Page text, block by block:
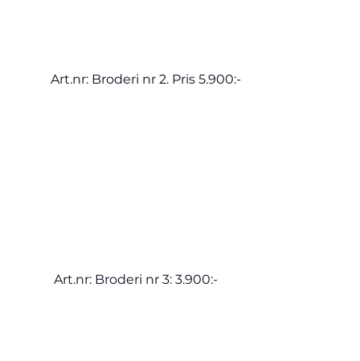
Art.nr: Broderi nr 2. Pris 5.900:-
Art.nr: Broderi nr 3: 3.900:-